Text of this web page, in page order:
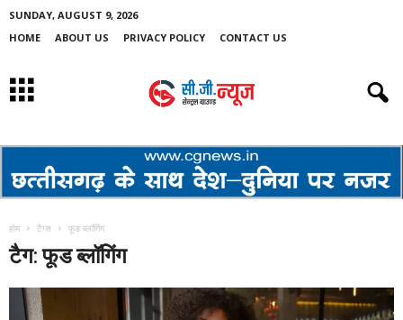
SUNDAY, AUGUST 9, 2026
HOME
ABOUT US PRIVACY POLICY CONTACT US
होम टैग्स फूड ब्लॉगिंग
टैग: फूड ब्लॉगिंग